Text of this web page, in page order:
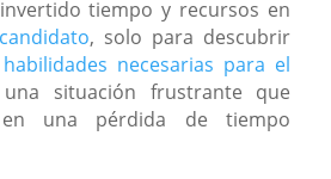
tiempo y recursos en
, solo para descubrir
habilidades necesarias para el
situación frustrante que
una pérdida de tiempo